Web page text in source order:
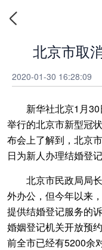
北京市取
2020-01-30 16:28:09
新华社北京1月30
举行的北京市新型冠
布会上了解到，北京
日为新人办理结婚登记
北京市民政局局长
外办公，但今年以来
提供结婚登记服务的
婚姻登记机关开放预
前全市已经有5200余